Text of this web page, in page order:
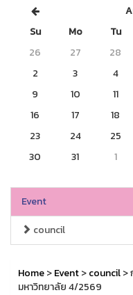
Su
Mo Tu
26
27 28
2
3 4
9
10 11
16
17 18
23
24 25
30
31 1
Event
council
Home>Event>council>
มหาวิทยาลัย 4/2569